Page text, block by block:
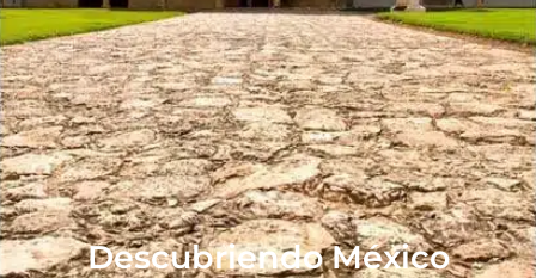
Descubriendo México